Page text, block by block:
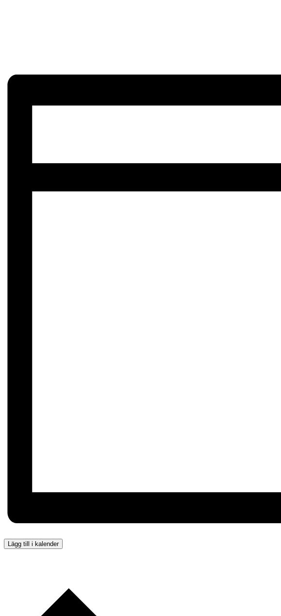
Lägg till i kalender